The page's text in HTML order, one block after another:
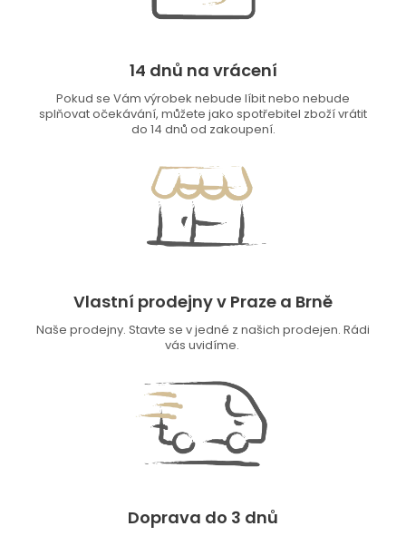
14 dnů na vrácení
Pokud se Vám výrobek nebude líbit nebo nebude
splňovat očekávání, můžete jako spotřebitel zboží vrátit
do 14 dnů od zakoupení.
Vlastní prodejny v Praze a Brně
Naše prodejny. Stavte se v jedné z našich prodejen. Rádi
vás uvidíme.
Doprava do 3 dnů